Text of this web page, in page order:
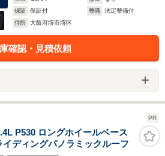
保証
保証付 整備
法定整備付
住所
大阪府堺市堺区
確認・見積依頼
PR
P530 ロングホイールベース
ディングパノラミックルーフ